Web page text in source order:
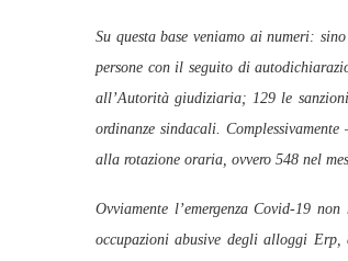
Su questa base veniamo ai numeri:
persone con il seguito di
all’Autorità giudiziaria; 129 le
ordinanze sindacali. Complessivamente
alla rotazione oraria, ovvero 548 nel
Ovviamente l’emergenza Covid-19
occupazioni abusive degli alloggi Erp,